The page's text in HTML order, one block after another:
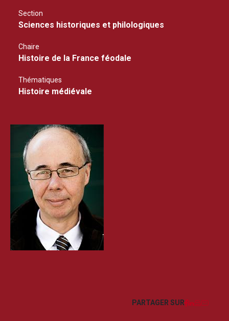
PARTAGER SUR Facebook
LinkedIn
Section
Sciences historiques et philologiques
Chaire
Histoire de la France féodale
Thématiques
Histoire médiévale